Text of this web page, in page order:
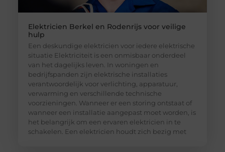
Elektricien Berkel en Rodenrijs voor veilige
hulp
Een deskundige elektricien voor iedere elektrische
situatie Elektriciteit is een onmisbaar onderdeel
van het dagelijks leven. In woningen en
bedrijfspanden zijn elektrische installaties
verantwoordelijk voor verlichting, apparatuur,
verwarming en verschillende technische
voorzieningen. Wanneer er een storing ontstaat of
wanneer een installatie aangepast moet worden, is
het belangrijk om een ervaren elektricien in te
schakelen. Een elektricien houdt zich bezig met